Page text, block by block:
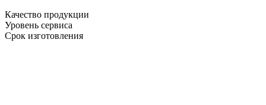
Качество продукции
Уровень сервиса
Срок изготовления